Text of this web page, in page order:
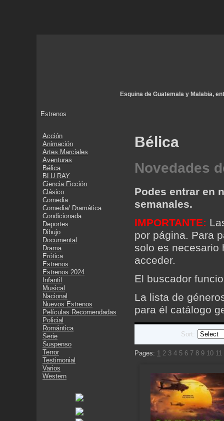
Esquina de Guatemala y Malabia,
Estrenos
Acción
Animación
Artes Marciales
Aventuras
Bélica
BLU RAY
Ciencia Ficción
Clásico
Comedia
Comedia/ Dramática
Condicionada
Deportes
Dibujo
Documental
Drama
Erótica
Estrenos
Estrenos 2024
Infantil
Musical
Nacional
Nuevos Estrenos
Películas Recomendadas
Policial
Romántica
Serie
Suspenso
Terror
Testimonial
Varios
Western
Bélica
Novedades
Podes entrar en
semanales.
IMPORTANTE:
por página. Para
solo es necesario
acceder.
El buscador
La lista de
para él catálogo
Sort:
Pages: 1 2 3 4 5 6 7 8 9 10 11